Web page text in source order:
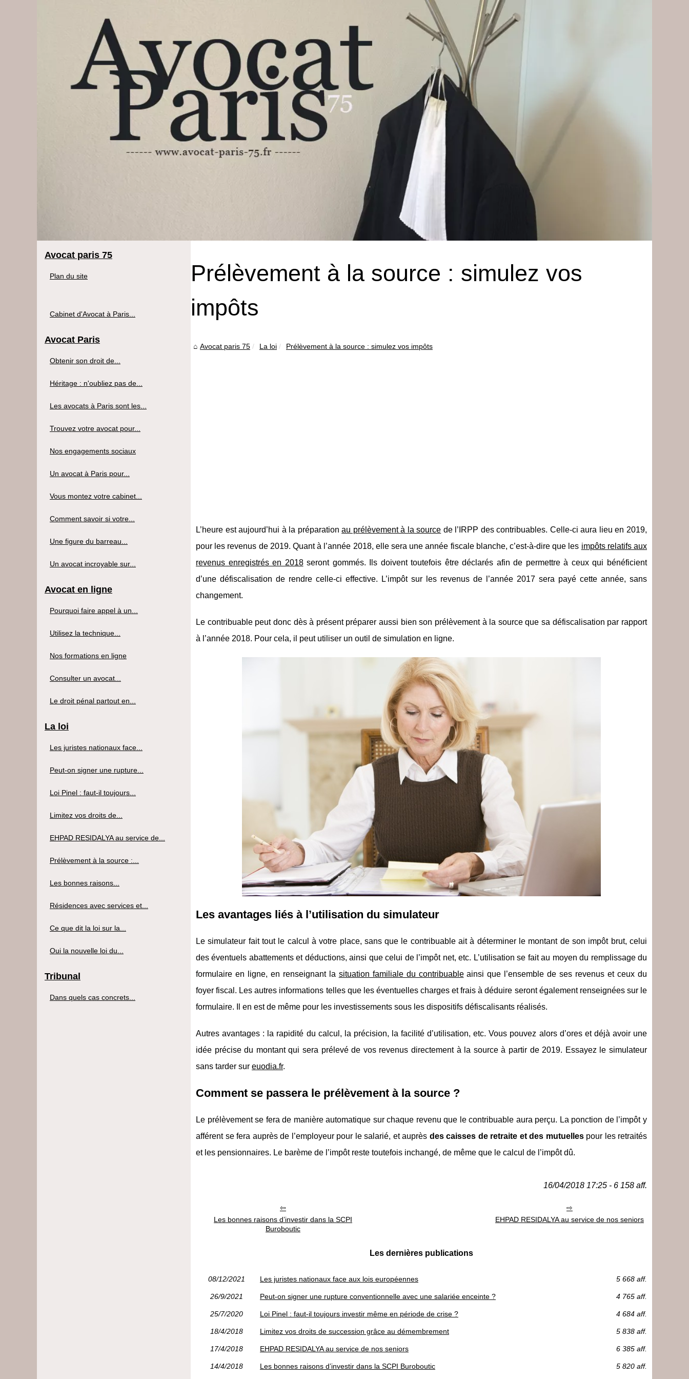
Prélèvement à la source : simulez vos
impôts
Avocat paris 75 La loi Prélèvement à la source : simulez vos impôts
L’heure est aujourd’hui à la préparationau prélèvement à la source de l’IRPP des contribuables. Celle-ci aura lieu en 2019,
pour les revenus de 2019. Quant à l’année 2018, elle sera une année fiscale blanche, c’est-à-dire que les impôts relatifs aux
revenus enregistrés en 2018seront gommés. Ils doivent toutefois être déclarés afin de permettre à ceux qui bénéficient
d’une défiscalisation de rendre celle-ci effective. L’impôt sur les revenus de l’année 2017 sera payé cette année, sans
changement.
Le contribuable peut donc dès à présent préparer aussi bien son prélèvement à la source que sa défiscalisation par rapport
à l’année 2018. Pour cela, il peut utiliser un outil de simulation en ligne.
Les avantages liés à l’utilisation du simulateur
Le simulateur fait tout le calcul à votre place, sans que le contribuable ait à déterminer le montant de son impôt brut, celui
des éventuels abattements et déductions, ainsi que celui de l’impôt net, etc. L’utilisation se fait au moyen du remplissage du
formulaire en ligne, en renseignant la situation familiale du contribuableainsi que l’ensemble de ses revenus et ceux du
foyer fiscal. Les autres informations telles que les éventuelles charges et frais à déduire seront également renseignées sur le
formulaire. Il en est de même pour les investissements sous les dispositifs défiscalisants réalisés.
Autres avantages : la rapidité du calcul, la précision, la facilité d’utilisation, etc. Vous pouvez alors d’ores et déjà avoir une
idée précise du montant qui sera prélevé de vos revenus directement à la source à partir de 2019. Essayez le simulateur
sans tarder sur euodia.fr.
Comment se passera le prélèvement à la source ?
Le prélèvement se fera de manière automatique sur chaque revenu que le contribuable aura perçu. La ponction de l’impôt y
afférent se fera auprès de l’employeur pour le salarié, et auprès des caisses de retraite et des mutuellespour les retraités
et les pensionnaires. Le barème de l’impôt reste toutefois inchangé, de même que le calcul de l’impôt dû.
16/04/2018 17:25 - 6 158 aff.
Les bonnes raisons d’investir dans la SCPI
Buroboutic
EHPAD RESIDALYA au service de nos seniors
Les dernières publications
08/12/2021 Les juristes nationaux face aux lois européennes 5 668 aff.
26/9/2021 Peut-on signer une rupture conventionnelle avec une salariée enceinte ? 4 765 aff.
25/7/2020 Loi Pinel : faut-il toujours investir même en période de crise ? 4 684 aff.
18/4/2018 Limitez vos droits de succession grâce au démembrement 5 838 aff.
17/4/2018 EHPAD RESIDALYA au service de nos seniors 6 385 aff.
14/4/2018 Les bonnes raisons d’investir dans la SCPI Buroboutic 5 820 aff.
Avocat paris 75
Plan du site
Cabinet d'Avocat à Paris...
Avocat Paris
Obtenir son droit de...
Héritage : n'oubliez pas de...
Les avocats à Paris sont les...
Trouvez votre avocat pour...
Nos engagements sociaux
Un avocat à Paris pour...
Vous montez votre cabinet...
Comment savoir si votre...
Une figure du barreau...
Un avocat incroyable sur...
Avocat en ligne
Pourquoi faire appel à un...
Utilisez la technique...
Nos formations en ligne
Consulter un avocat...
Le droit pénal partout en...
La loi
Les juristes nationaux face...
Peut-on signer une rupture...
Loi Pinel : faut-il toujours...
Limitez vos droits de...
EHPAD RESIDALYA au service de...
Prélèvement à la source :...
Les bonnes raisons...
Résidences avec services et...
Ce que dit la loi sur la...
Oui la nouvelle loi du...
Tribunal
Dans quels cas concrets...